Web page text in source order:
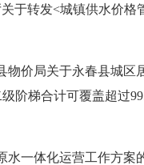
转发<城镇供水价格
局关于永春县城区
阶梯合计可覆盖超过
体化运营工作方案